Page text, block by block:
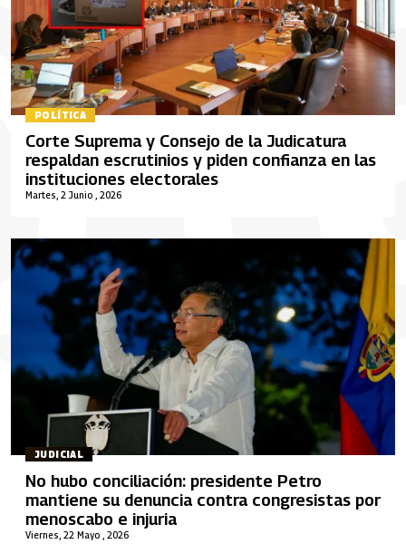
POLÍTICA
Martes, 2 Junio , 2026
Corte Suprema y Consejo de la Judicatura
respaldan escrutinios y piden confianza en las
instituciones electorales
JUDICIAL
Viernes, 22 Mayo , 2026
No hubo conciliación: presidente Petro
mantiene su denuncia contra congresistas por
menoscabo e injuria